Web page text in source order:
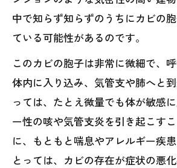
中で知らず知らずのうちにカビの
ている可能性があるのです。
このカビの胞子は非常に微細で、
体内に入り込み、気管支や肺へと
っては、たとえ微量でも体が敏感
ー性の咳や気管支炎を引き起こす
に、もともと喘息やアレルギー疾
とっては、カビの存在が症状の悪